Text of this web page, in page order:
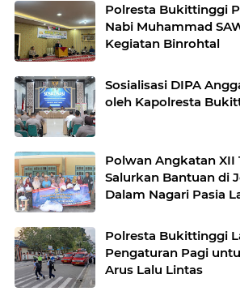
Polresta Bukittinggi
Nabi Muhammad
Kegiatan Binrohtal
Sosialisasi DIPA
oleh Kapolresta
Polwan Angkatan XII
Salurkan Bantuan di
Dalam Nagari Pasia
Polresta Bukittinggi
Pengaturan Pagi
Arus Lalu Lintas